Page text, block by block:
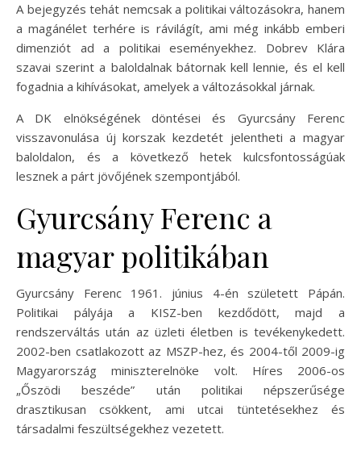
A bejegyzés tehát nemcsak a politikai változásokra, hanem
a magánélet terhére is rávilágít, ami még inkább emberi
dimenziót ad a politikai eseményekhez. Dobrev Klára
szavai szerint a baloldalnak bátornak kell lennie, és el kell
fogadnia a kihívásokat, amelyek a változásokkal járnak.
A DK elnökségének döntései és Gyurcsány Ferenc
visszavonulása új korszak kezdetét jelentheti a magyar
baloldalon, és a következő hetek kulcsfontosságúak
lesznek a párt jövőjének szempontjából.
Gyurcsány Ferenc a
magyar politikában
Gyurcsány Ferenc 1961. június 4-én született Pápán.
Politikai pályája a KISZ-ben kezdődött, majd a
rendszerváltás után az üzleti életben is tevékenykedett.
2002-ben csatlakozott az MSZP-hez, és 2004-től 2009-ig
Magyarország miniszterelnöke volt. Híres 2006-os
„Őszödi beszéde” után politikai népszerűsége
drasztikusan csökkent, ami utcai tüntetésekhez és
társadalmi feszültségekhez vezetett.